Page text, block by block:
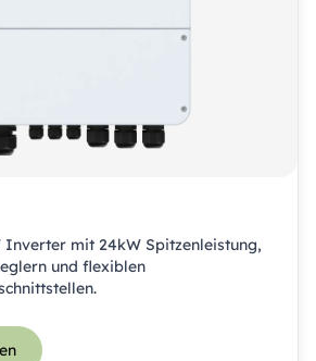
Inverter mit 24kW Spitzenleistung,
und flexiblen